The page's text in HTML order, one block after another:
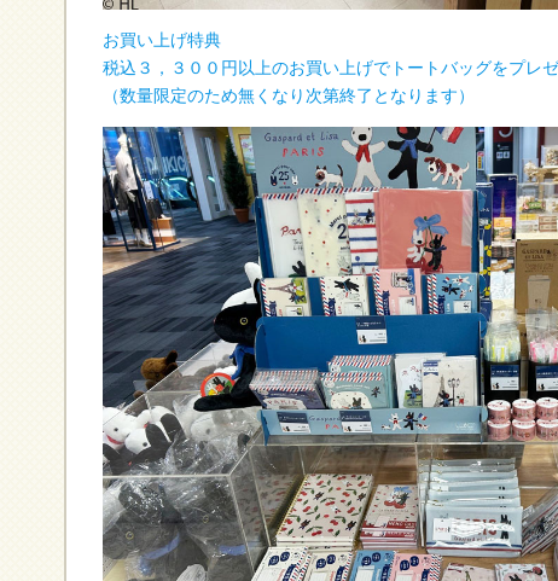
お買い上げ特典
税込３，３００円以上のお買い上げでトートバッグをプレ
（数量限定のため無くなり次第終了となります）